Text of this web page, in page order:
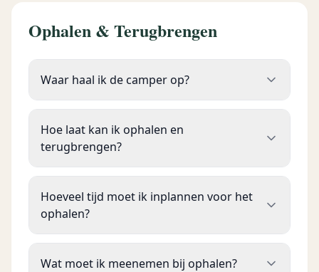
Ophalen & Terugbrengen
Waar haal ik de camper op?
Hoe laat kan ik ophalen en
terugbrengen?
Hoeveel tijd moet ik inplannen voor het
ophalen?
Wat moet ik meenemen bij ophalen?